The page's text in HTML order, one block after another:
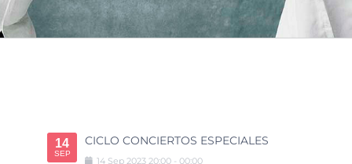
14
SEP
CICLO CONCIERTOS ESPECIALES
14 Sep 2023 20:00 - 00:00